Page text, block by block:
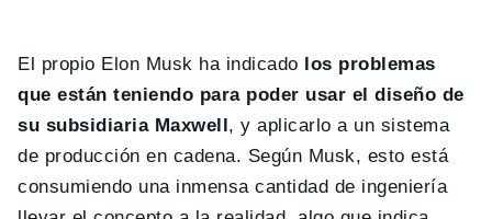
El propio Elon Musk ha indicado los problemas
que están teniendo para poder usar el diseño de
su subsidiaria Maxwell , y aplicarlo a un sistema
de producción en cadena. Según Musk, esto está
consumiendo una inmensa cantidad de ingeniería